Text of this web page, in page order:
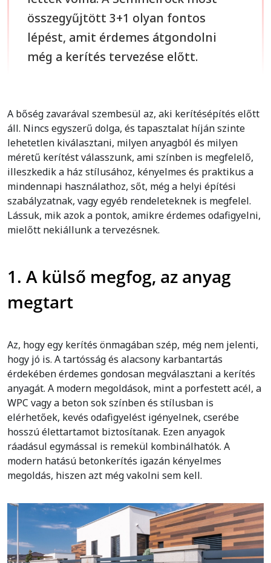
összegyűjtött 3+1 olyan fontos
lépést, amit érdemes átgondolni
még a kerítés tervezése előtt.
A bőség zavarával szembesül az, aki kerítésépítés előtt
áll. Nincs egyszerű dolga, és tapasztalat híján szinte
lehetetlen kiválasztani, milyen anyagból és milyen
méretű kerítést válasszunk, ami színben is megfelelő,
illeszkedik a ház stílusához, kényelmes és praktikus a
mindennapi használathoz, sőt, még a helyi építési
szabályzatnak, vagy egyéb rendeleteknek is megfelel.
Lássuk, mik azok a pontok, amikre érdemes odafigyelni,
mielőtt nekiállunk a tervezésnek.
1. A külső megfog, az anyag
megtart
Az, hogy egy kerítés önmagában szép, még nem jelenti,
hogy jó is. A tartósság és alacsony karbantartás
érdekében érdemes gondosan megválasztani a kerítés
anyagát. A modern megoldások, mint a porfestett acél, a
WPC vagy a beton sok színben és stílusban is
elérhetőek, kevés odafigyelést igényelnek, cserébe
hosszú élettartamot biztosítanak. Ezen anyagok
ráadásul egymással is remekül kombinálhatók. A
modern hatású betonkerítés igazán kényelmes
megoldás, hiszen azt még vakolni sem kell.